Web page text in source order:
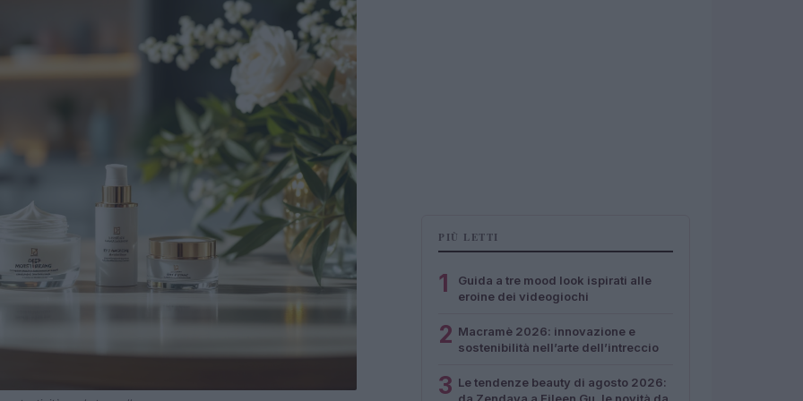
PIÙ LETTI
1
Guida a tre mood look ispirati alle
eroine dei videogiochi
2 Macramè 2026: innovazione e
sostenibilità nell’arte dell’intreccio
3 Le tendenze beauty di agosto 2026: